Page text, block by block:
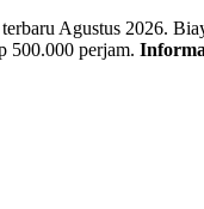
Agustus 2026.
500.000 perjam.